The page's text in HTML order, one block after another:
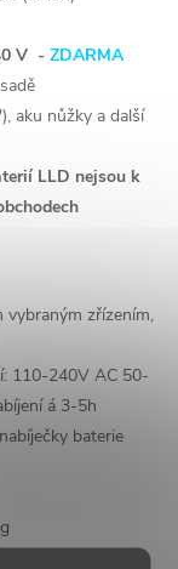
V - ZDARMA
aku nůžky a další
LLD nejsou k
vybraným zřízením,
110-240V AC 50-
á 3-5h
baterie